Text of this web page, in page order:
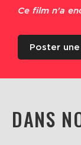
Ce film n'a
Poster
DANS